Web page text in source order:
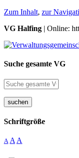
Zum Inhalt, zur
VG Halfing | Online:
Suche gesamte VG
suchen
Schriftgröße
A A A